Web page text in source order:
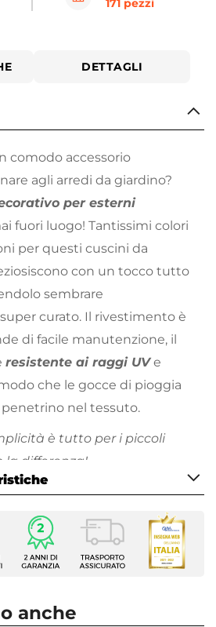
171 pezzi
DETTAGLI
comodo accessorio
agli arredi da giardino?
per esterni
fuori luogo! Tantissimi colori
per questi cuscini da
con un tocco tutto
sembrare
curato. Il rivestimento è
di facile manutenzione, il
resistente ai raggi UVe
che le gocce di pioggia
nel tessuto.
è tutto per i piccoli
la differenza!
, Bangkok si adatta a
per esterni. Questo
il comfort di uno schienale
naturalmente il suo posto
anche